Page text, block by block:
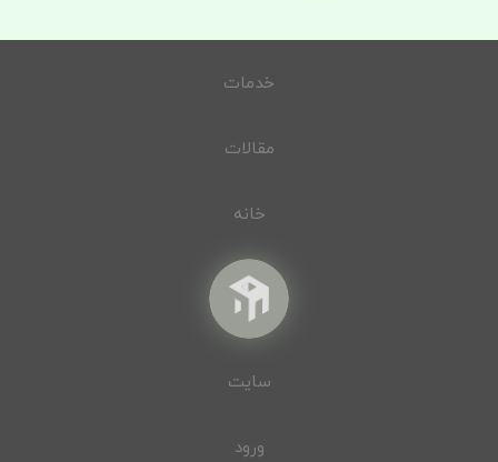
خدمات
مقالات
خانه
سایت
ورود